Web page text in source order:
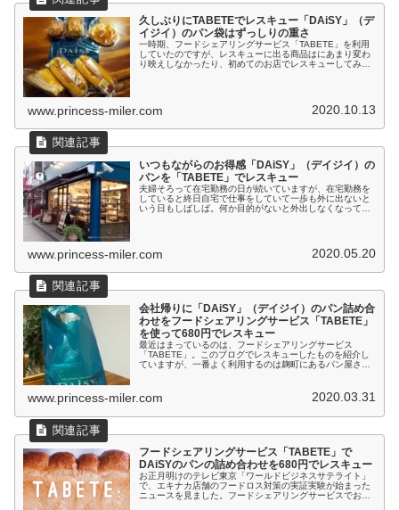
久しぶりにTABETEでレスキュー「DAiSY」（デ
イジイ）のパン袋はずっしりの重さ
一時期、フードシェアリングサービス「TABETE」を利用
していたのですが、レスキューに出る商品はにあまり変わ
り映えしなかったり、初めてのお店でレスキューしてみた
www.princess-miler.com 2020.10.13
いつもながらのお得感「DAiSY」（デイジイ）の
パンを「TABETE」でレスキュー
夫婦そろって在宅勤務の日が続いていますが、在宅勤務を
していると終日自宅で仕事をしていて一歩も外に出ないと
いう日もしばしば。何か目的がないと外出しなくなってい
www.princess-miler.com 2020.05.20
会社帰りに「DAiSY」（デイジイ）のパン詰め合
わせをフードシェアリングサービス「TABETE」
を使って680円でレスキュー
最近はまっているのは、フードシェアリングサービス
「TABETE」。このブログでレスキューしたものを紹介し
ていますが、一番よく利用するのは麹町にあるパン屋さん
www.princess-miler.com 2020.03.31
フードシェアリングサービス「TABETE」で
DAiSYのパンの詰め合わせを680円でレスキュー
お正月明けのテレビ東京「ワールドビジネスサテライト」
で、エキナカ店舗のフードロス対策の実証実験が始まった
ニュースを見ました。フードシェアリングサービスでお馴